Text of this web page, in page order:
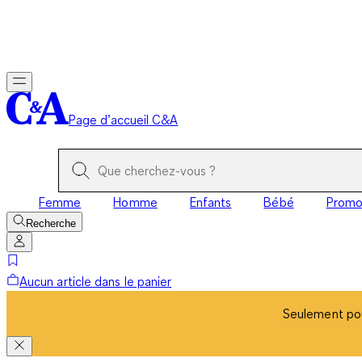
Page d’accueil C&A
Femme Homme Enfants Bébé Promo
Recherche
Aucun article dans le panier
Seulement